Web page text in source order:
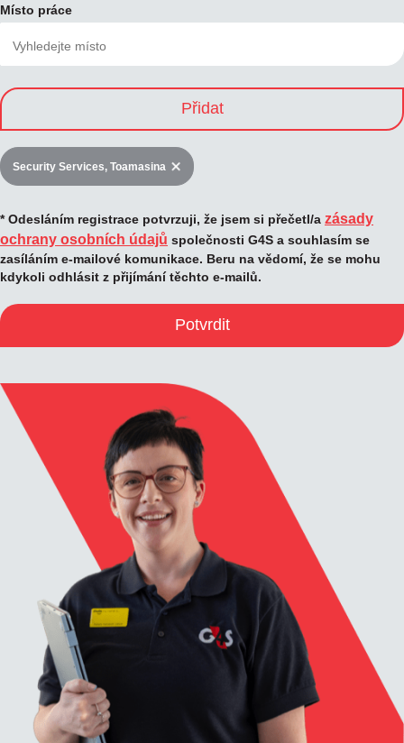
Místo práce
Přidat
Security Services, Toamasina
* Odesláním registrace potvrzuji, že jsem si přečetl/a zásady
ochrany osobních údajů společnosti G4S a souhlasím se
zasíláním e-mailové komunikace. Beru na vědomí, že se mohu
kdykoli odhlásit z přijímání těchto e-mailů.
Potvrdit